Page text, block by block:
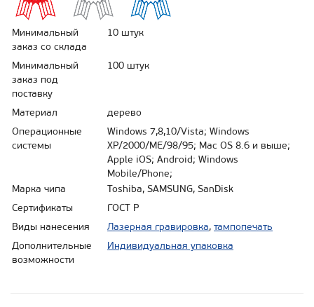
Минимальный
заказ со склада
10 штук
Минимальный
заказ под
поставку
100 штук
Материал
дерево
Операционные
системы
Windows 7,8,10/Vista; Windows
XP/2000/ME/98/95; Mac OS 8.6 и выше;
Apple iOS; Android; Windows
Mobile/Phone;
Марка чипа
Toshiba, SAMSUNG, SanDisk
Сертификаты
ГОСТ Р
Виды нанесения
Лазерная гравировка, тампопечать
Дополнительные
возможности
Индивидуальная упаковка